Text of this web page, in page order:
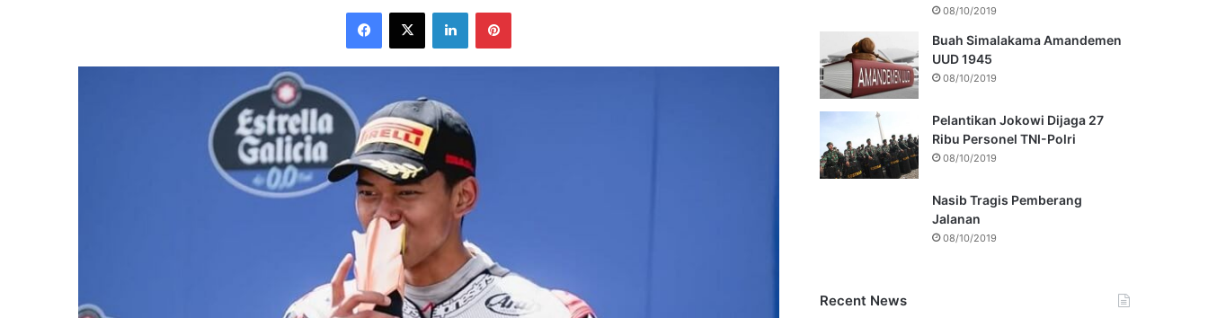
Facebook
X LinkedInPinterest 08/10/2019
Buah Simalakama Amandemen
UUD 1945
08/10/2019
Pelantikan Jokowi Dijaga 27
Ribu Personel TNI-Polri
08/10/2019
Nasib Tragis Pemberang
Jalanan
08/10/2019
Recent News